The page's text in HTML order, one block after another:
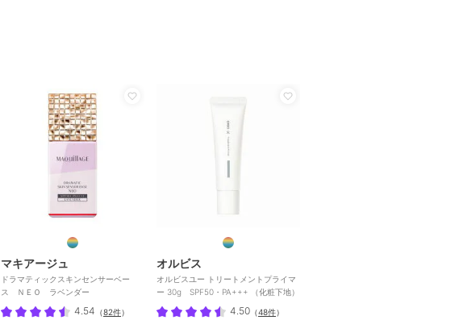
マキアージュ
ドラマティックスキンセンサーベー
ス ＮＥＯ ラベンダー
4.54 （82件）
オルビス
オルビスユー トリートメントプライマ
ー 30g SPF50・PA+++ （化粧下地）
4.50 （48件）